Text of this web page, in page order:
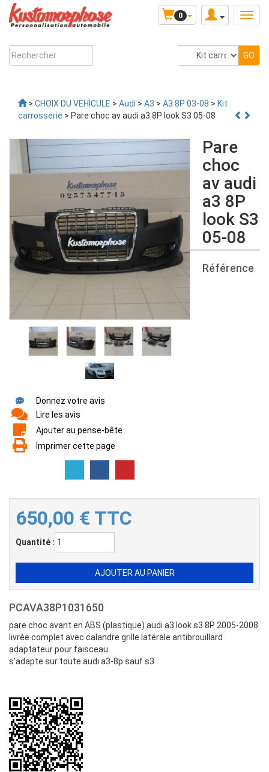
0
> CHOIX DU VEHICULE > Audi > A3 > A3 8P 03-08 > Kit
carrosserie > Pare choc av audi a3 8P look S3 05-08
Donnez votre avis
Lire les avis
Ajouter au pense-bête
Imprimer cette page
Pare
choc
av audi
a3 8P
look S3
05-08
650,00 € TTC
Quantité :
Référence
PCAVA38P1031650
pare choc avant en ABS (plastique) audi a3 look s3 8P 2005-2008
livrée complet avec calandre grille latérale antibrouillard
adaptateur pour faisceau
s'adapte sur toute audi a3-8p sauf s3